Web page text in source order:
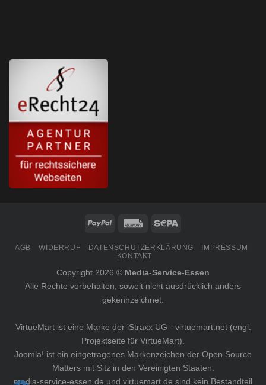
AGB WIDERRUF DATENSCHUTZERKLÄRUNG
IMPRESSUM
KONTAKT
Copyright 2026 © Media-Service-Essen
Alle Rechte vorbehalten, soweit nicht ausdrücklich anders
gekennzeichnet.
VirtueMart ist eine Marke der iStraxx UG - virtuemart.net(engl.
Projektseite für VirtueMart).
Joomla! ist ein eingetragenes Markenzeichen der Open Source
Mattersmit Sitz in den Vereinigten Staaten.
media-service-essen.de und virtuemart.de sind kein Bestandteil